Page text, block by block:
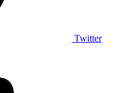
Twitter